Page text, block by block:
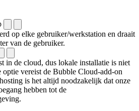
op elke gebruiker/werkstation en draait
van de gebruiker.
in de cloud, dus lokale installatie is niet
vereist de Bubble Cloud-add-on
is het altijd noodzakelijk dat onze
hebben tot de